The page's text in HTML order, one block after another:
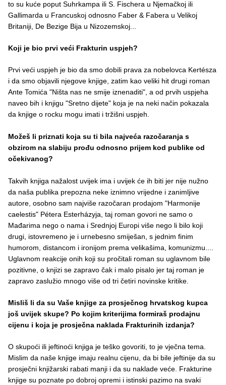
to su kuće poput Suhrkampa ili S. Fischera u Njemačkoj ili
Gallimarda u Francuskoj odnosno Faber & Fabera u Velikoj
Britaniji, De Bezige Bija u Nizozemskoj...
Koji je bio prvi veći Frakturin uspjeh?
Prvi veći uspjeh je bio da smo dobili prava za nobelovca Kertésza
i da smo objavili njegove knjige, zatim kao veliki hit drugi roman
Ante Tomića "Ništa nas ne smije iznenaditi", a od prvih uspjeha
naveo bih i knjigu "Sretno dijete" koja je na neki način pokazala
da knjige o rocku mogu imati i tržišni uspjeh.
Možeš li priznati koja su ti bila najveća razočaranja s
obzirom na slabiju prođu odnosno prijem kod publike od
očekivanog?
Takvih knjiga nažalost uvijek ima i uvijek će ih biti jer nije nužno
da naša publika prepozna neke iznimno vrijedne i zanimljive
autore, osobno sam najviše razočaran prodajom "Harmonije
caelestis" Pétera Esterházyja, taj roman govori ne samo o
Mađarima nego o nama i Srednjoj Europi više nego li bilo koji
drugi, istovremeno je i urnebesno smiješan, s jednim finim
humorom, distancom i ironijom prema velikašima, komunizmu....
Uglavnom reakcije onih koji su pročitali roman su uglavnom bile
pozitivne, o knjizi se zapravo čak i malo pisalo jer taj roman je
zapravo zaslužio mnogo više od tri četiri novinske kritike.
Misliš li da su Vaše knjige za prosječnog hrvatskog kupca
još uvijek skupe? Po kojim kriterijima formiraš prodajnu
cijenu i koja je prosječna naklada Frakturinih izdanja?
O skupoći ili jeftinoći knjiga je teško govoriti, to je vječna tema.
Mislim da naše knjige imaju realnu cijenu, da bi bile jeftinije da su
prosječni knjižarski rabati manji i da su naklade veće. Frakturine
knjige su poznate po dobroj opremi i istinski pazimo na svaki